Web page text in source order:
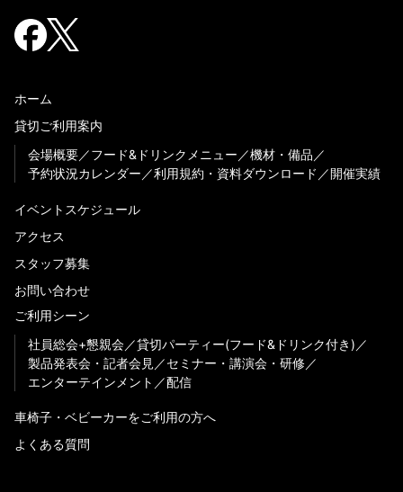
ホーム
貸切ご利用案内
会場概要
フード&ドリンクメニュー
機材・備品
予約状況カレンダー
利用規約・資料ダウンロード 開催実績
イベントスケジュール
アクセス
スタッフ募集
お問い合わせ
ご利用シーン
社員総会+懇親会
貸切パーティー(フード&ドリンク付き)
製品発表会・記者会見
セミナー・講演会・研修
エンターテインメント
配信
車椅子・ベビーカーをご利用の方へ
よくある質問